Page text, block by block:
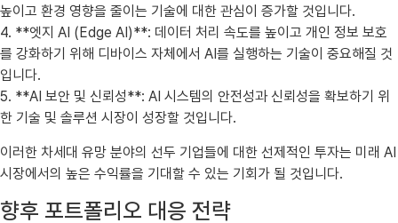
높이고 환경 영향을 줄이는 기술에 대한 관심이 증가할 것입니다.
4. **엣지 AI (Edge AI)**: 데이터 처리 속도를 높이고 개인 정보 보호
를 강화하기 위해 디바이스 자체에서 AI를 실행하는 기술이 중요해질 것
입니다.
5. **AI 보안 및 신뢰성**: AI 시스템의 안전성과 신뢰성을 확보하기 위
한 기술 및 솔루션 시장이 성장할 것입니다.
이러한 차세대 유망 분야의 선두 기업들에 대한 선제적인 투자는 미래 AI
시장에서의 높은 수익률을 기대할 수 있는 기회가 될 것입니다.
향후 포트폴리오 대응 전략